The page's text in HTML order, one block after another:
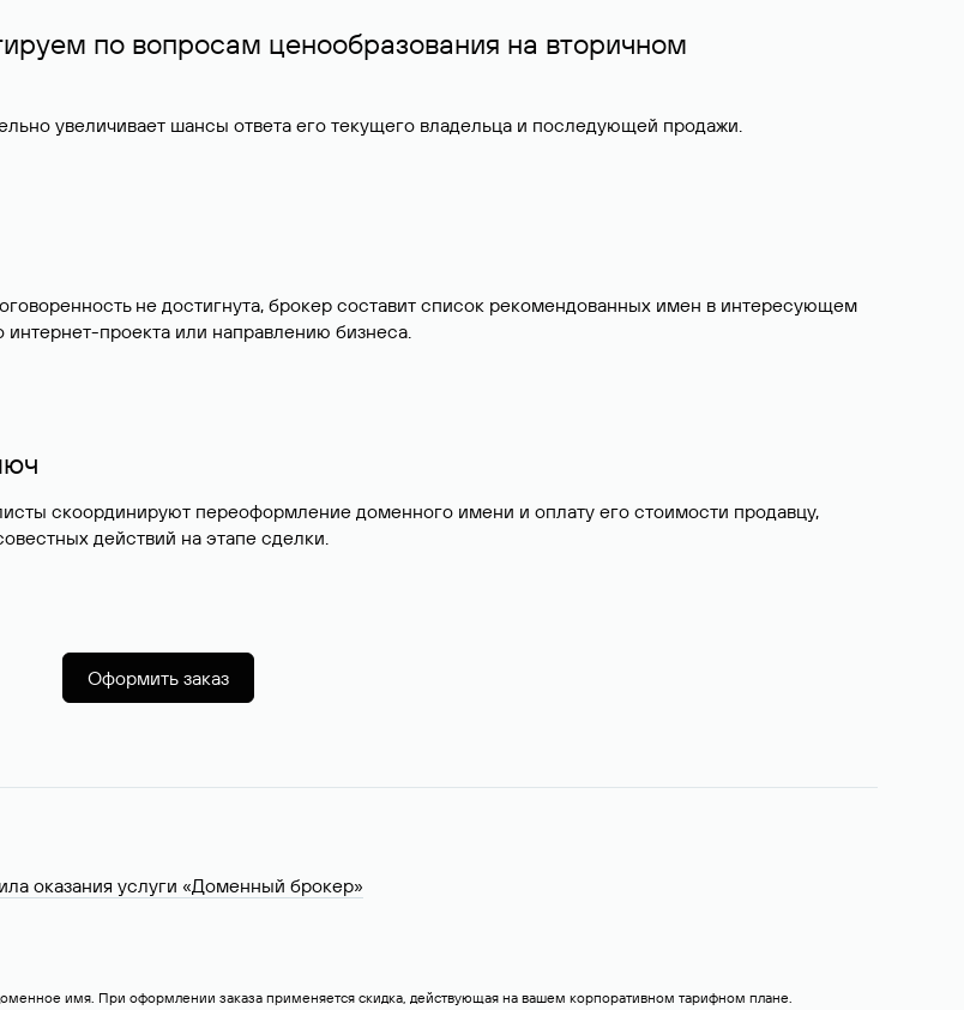
по вопросам ценообразования на вторичном
увеличивает шансы ответа его текущего владельца и последующей продажи.
не достигнута, брокер составит список рекомендованных имен в интересующем
проекта или направлению бизнеса.
скоординируют переоформление доменного имени и оплату его стоимости продавцу,
действий на этапе сделки.
Оформить заказ
оказания услуги «Доменный брокер»
имя. При оформлении заказа применяется скидка, действующая на вашем корпоративном тарифном плане.